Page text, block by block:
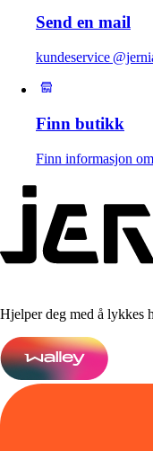
Send en mail
kundeservice
Finn butikk
Finn informasjon
Hjelper deg med å lykkes